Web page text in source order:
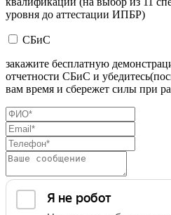
уровня до аттестации ИПБР)
СБиС
закажите бесплатную
отчетности СБиС и
вам время и сбережет силы при